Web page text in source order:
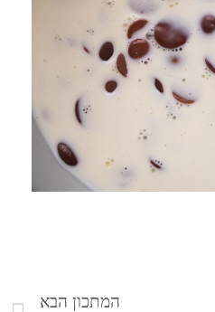
המתכון הבא